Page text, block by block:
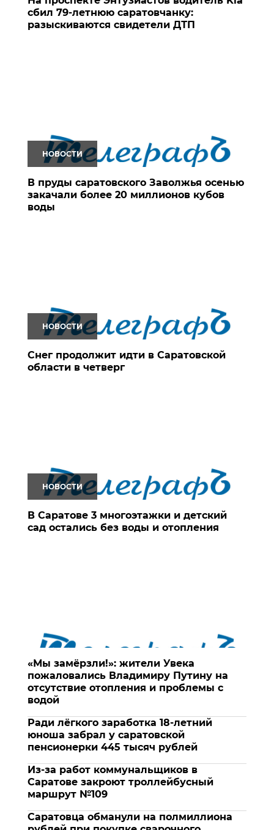
сбил 79-летнюю саратовчанку:
разыскиваются свидетели ДТП
НОВОСТИ
В пруды саратовского Заволжья осенью
закачали более 20 миллионов кубов
воды
НОВОСТИ
Снег продолжит идти в Саратовской
области в четверг
НОВОСТИ
В Саратове 3 многоэтажки и детский
сад остались без воды и отопления
«Мы замёрзли!»: жители Увека
пожаловались Владимиру Путину на
отсутствие отопления и проблемы с
водой
Ради лёгкого заработка 18-летний
юноша забрал у саратовской
пенсионерки 445 тысяч рублей
Из-за работ коммунальщиков в
Саратове закроют троллейбусный
маршрут №109
Саратовца обманули на полмиллиона